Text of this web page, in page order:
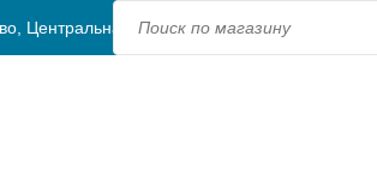
Центральная, 41 access_time Время работы: